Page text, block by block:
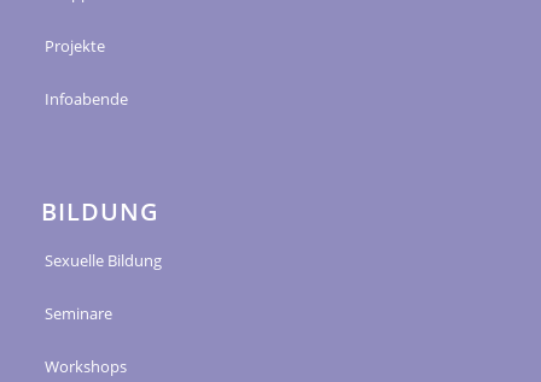
Projekte
Infoabende
BILDUNG
Sexuelle Bildung
Seminare
Workshops